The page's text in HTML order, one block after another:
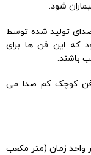
شود.
تولید شده توسط
که این فن ها برای
باشند.
فن کوچک کم صدا می
واحد زمان (متر مکعب